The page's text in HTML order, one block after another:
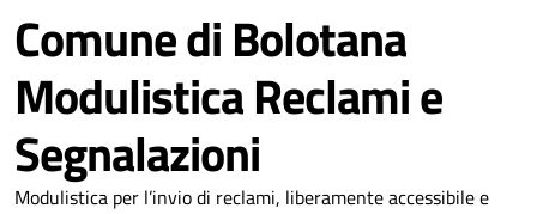
Comune di Bolotana
Modulistica Reclami e
Segnalazioni
Modulistica per l’invio di reclami, liberamente accessibile e